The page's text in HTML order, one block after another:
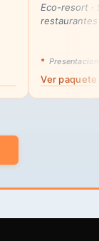
Eco-resort ·
restaurantes
*
Ver